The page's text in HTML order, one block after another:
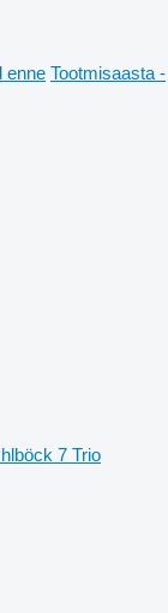
enne Tootmisaasta -
7 Trio